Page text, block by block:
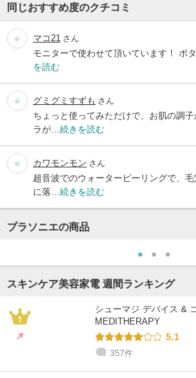
同じおすすめ度のクチコミ
マコ21 さん
モニターで使わせて頂いています！ ボ
を読む
グミグミすずも さん
ちょっと使ってみただけで、お肌の調
ラが… 続きを読む
カワモンモン さん
超音波でのウォーターピーリングで、
に落… 続きを読む
プラソニエの商品
スキンケア美容家電 週間ランキング
シューマジ デバイス &
MEDITHERAPY
5.1
357件